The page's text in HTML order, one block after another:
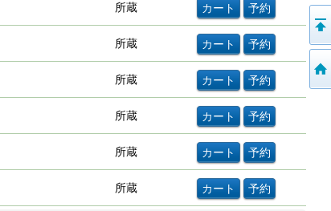
所蔵
所蔵
所蔵
所蔵
所蔵
所蔵